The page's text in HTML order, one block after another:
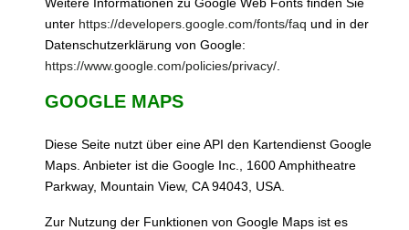
unter https://developers.google.com/fonts/faq und in der
Datenschutzerklärung von Google:
https://www.google.com/policies/privacy/
GOOGLE MAPS
Diese Seite nutzt über eine API den Kartendienst Google
Maps. Anbieter ist die Google Inc., 1600 Amphitheatre
Parkway, Mountain View, CA 94043, USA.
Zur Nutzung der Funktionen von Google Maps ist es